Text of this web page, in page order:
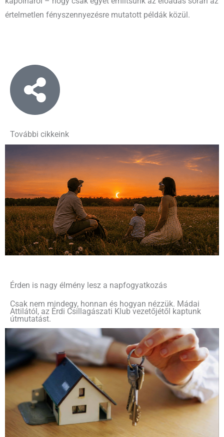
értelmetlen fényszennyezésre mutatott példák közül.
További cikkeink
Érden is nagy élmény lesz a napfogyatkozás
Csak nem mindegy, honnan és hogyan nézzük. Mádai
Attilától, az Érdi Csillagászati Klub vezetőjétől kaptunk
útmutatást.